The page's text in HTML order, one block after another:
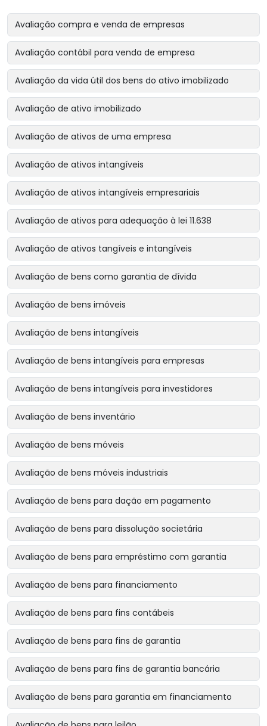
Avaliação compra e venda de empresas
Avaliação contábil para venda de empresa
Avaliação da vida útil dos bens do ativo imobilizado
Avaliação de ativo imobilizado
Avaliação de ativos de uma empresa
Avaliação de ativos intangíveis
Avaliação de ativos intangíveis empresariais
Avaliação de ativos para adequação à lei 11.638
Avaliação de ativos tangíveis e intangíveis
Avaliação de bens como garantia de dívida
Avaliação de bens imóveis
Avaliação de bens intangíveis
Avaliação de bens intangíveis para empresas
Avaliação de bens intangíveis para investidores
Avaliação de bens inventário
Avaliação de bens móveis
Avaliação de bens móveis industriais
Avaliação de bens para dação em pagamento
Avaliação de bens para dissolução societária
Avaliação de bens para empréstimo com garantia
Avaliação de bens para financiamento
Avaliação de bens para fins contábeis
Avaliação de bens para fins de garantia
Avaliação de bens para fins de garantia bancária
Avaliação de bens para garantia em financiamento